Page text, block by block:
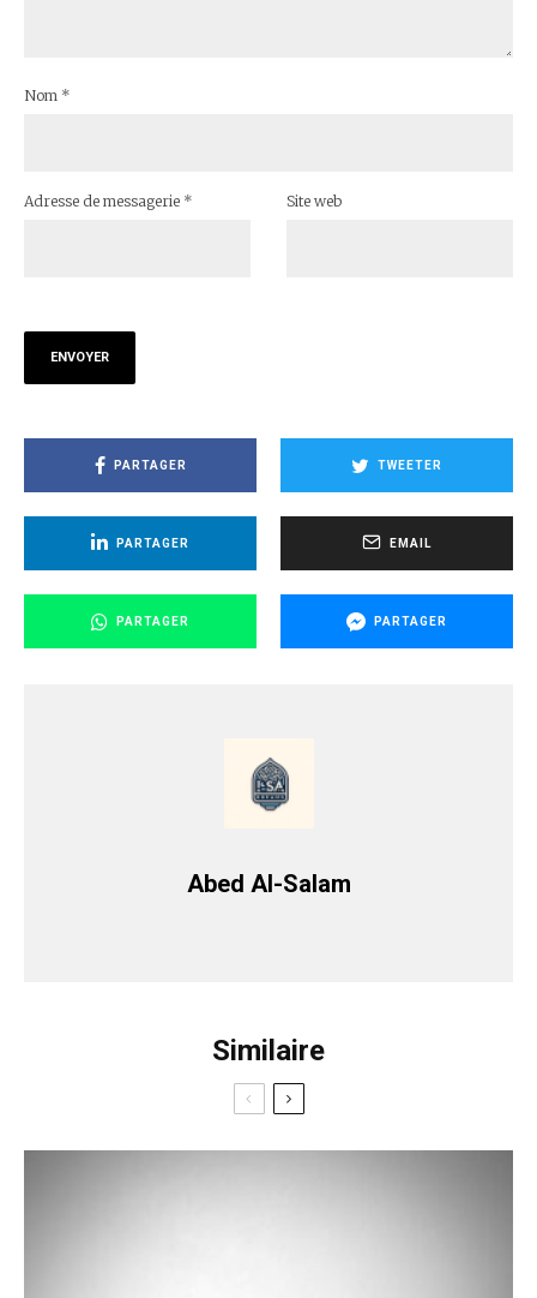
Nom *
Adresse de messagerie * Site web
PARTAGER TWEETER
PARTAGER EMAIL
PARTAGER PARTAGER
Abed Al-Salam
Similaire